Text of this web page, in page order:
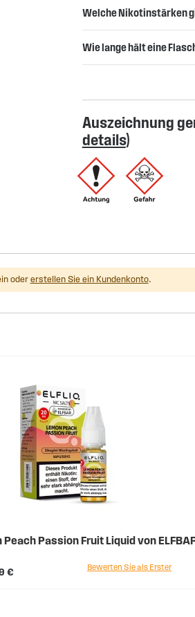
Welche Nikotinstärken
Wie lange hält eine
Auszeichnung
details)
oder erstellen Sie ein Kundenkonto.
Peach Passion Fruit Liquid von
€
Bewerten Sie als Erster